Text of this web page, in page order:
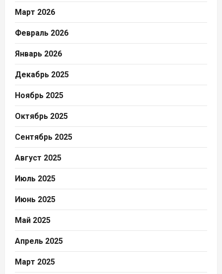
Март 2026
Февраль 2026
Январь 2026
Декабрь 2025
Ноябрь 2025
Октябрь 2025
Сентябрь 2025
Август 2025
Июль 2025
Июнь 2025
Май 2025
Апрель 2025
Март 2025